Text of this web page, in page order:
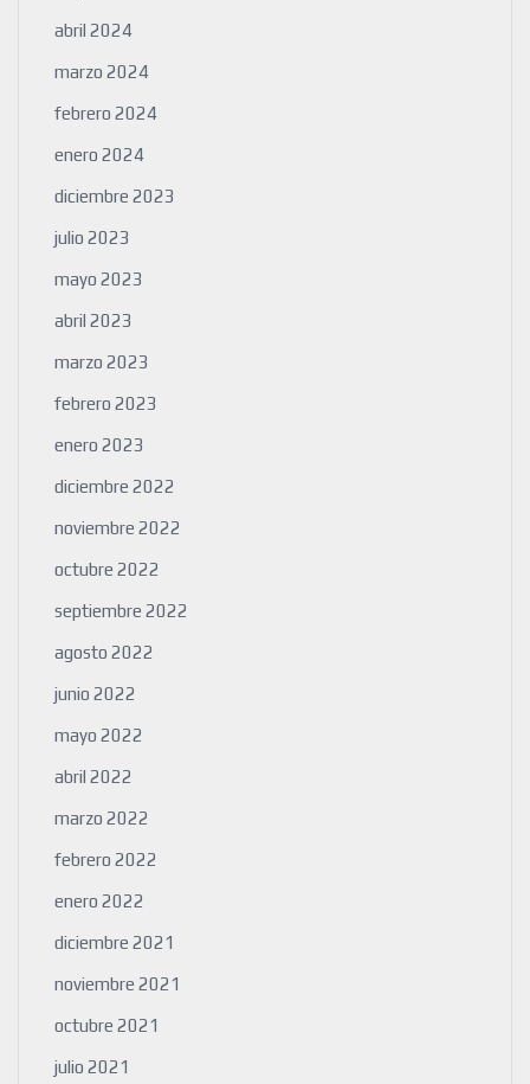
abril 2024
marzo 2024
febrero 2024
enero 2024
diciembre 2023
julio 2023
mayo 2023
abril 2023
marzo 2023
febrero 2023
enero 2023
diciembre 2022
noviembre 2022
octubre 2022
septiembre 2022
agosto 2022
junio 2022
mayo 2022
abril 2022
marzo 2022
febrero 2022
enero 2022
diciembre 2021
noviembre 2021
octubre 2021
julio 2021